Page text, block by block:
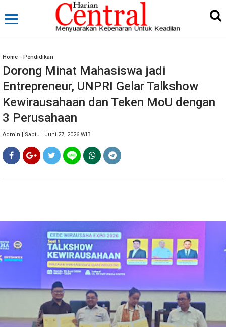
Home » Pendidikan
Dorong Minat Mahasiswa jadi
Entrepreneur, UNPRI Gelar Talkshow
Kewirausahaan dan Teken MoU dengan
3 Perusahaan
Admin | Sabtu | Juni 27, 2026 WIB